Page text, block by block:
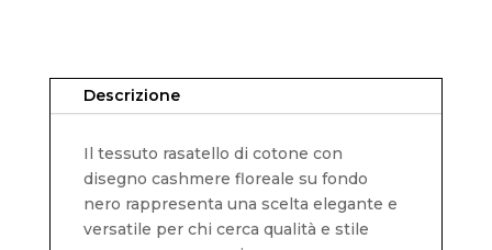
Descrizione
Il tessuto rasatello di cotone con
disegno cashmere floreale su fondo
nero rappresenta una scelta elegante e
versatile per chi cerca qualità e stile